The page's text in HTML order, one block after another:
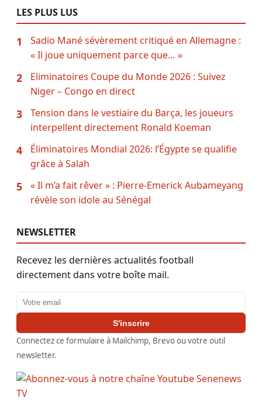
LES PLUS LUS
1
Sadio Mané sévèrement critiqué en Allemagne :
« Il joue uniquement parce que… »
2
Eliminatoires Coupe du Monde 2026 : Suivez
Niger – Congo en direct
3
Tension dans le vestiaire du Barça, les joueurs
interpellent directement Ronald Koeman
4
Éliminatoires Mondial 2026: l’Égypte se qualifie
grâce à Salah
5
« Il m’a fait rêver » : Pierre-Emerick Aubameyang
révèle son idole au Sénégal
NEWSLETTER
Recevez les dernières actualités football
directement dans votre boîte mail.
Adresse email
S'inscrire
Connectez ce formulaire à Mailchimp, Brevo ou votre outil
newsletter.